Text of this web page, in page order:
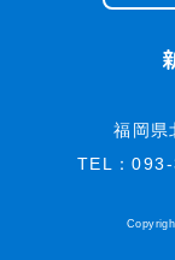
福岡県
TEL：